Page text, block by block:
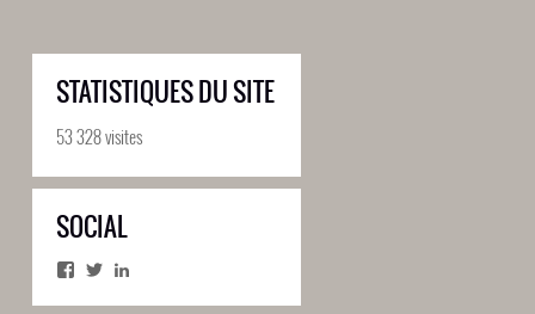
STATISTIQUES DU SITE
53 328 visites
SOCIAL
Facebook
Twitter